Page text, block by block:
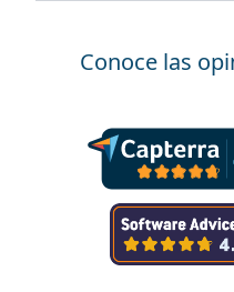
Conoce las